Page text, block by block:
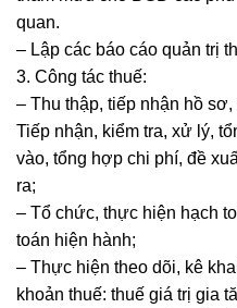
quan.
– Lập các báo cáo quản trị
3. Công tác thuế:
– Thu thập, tiếp nhận hồ
Tiếp nhận, kiểm tra, xử lý,
vào, tổng hợp chi phí, đề
ra;
– Tổ chức, thực hiện hạch
toán hiện hành;
– Thực hiện theo dõi, kê
khoản thuế: thuế giá trị gia